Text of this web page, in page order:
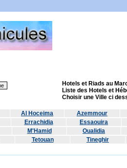
Hotels et Riads au
Liste des Hotels et
Choisir une Ville ci
Al Hoceima Azemmour
Errachidia Essaouira
M'Hamid Oualidia
Tetouan Tineghir